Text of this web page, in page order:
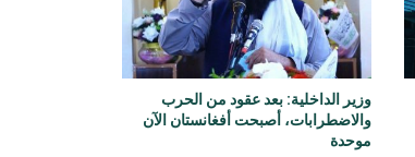
في موسكو بسفير إيران
عاد أكثر من ألفي لاجئ من إيران
وباكستان إلى أفغانستان
وزير الداخلية: بعد عقود من الحرب
والاضطرابات، أصبحت أفغانستان الآن
موحدة